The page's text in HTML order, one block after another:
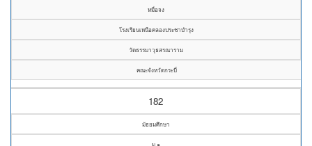
หมื่อจง
โรงเรียนเหนือคลองประชาบำรุง
วัดธรรมาวุธสรณาราม
คณะจังหวัดกระบี่
182
มัธยมศึกษา
ม.๑